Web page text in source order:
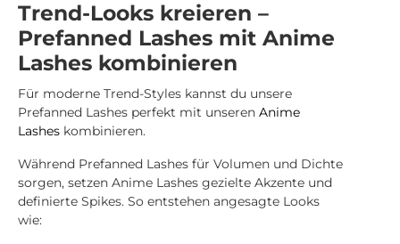
Trend-Looks kreieren –
Prefanned Lashes mit Anime
Lashes kombinieren
Für moderne Trend-Styles kannst du unsere
Prefanned Lashes perfekt mit unseren Anime
Lashes kombinieren.
Während Prefanned Lashes für Volumen und Dichte
sorgen, setzen Anime Lashes gezielte Akzente und
definierte Spikes. So entstehen angesagte Looks
wie: